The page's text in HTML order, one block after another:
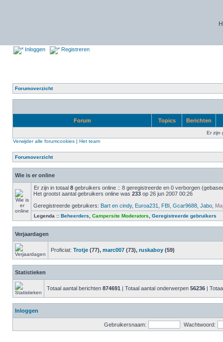
Inloggen Registreren
Forumoverzicht
Forum Topics Berichten
Er zijn
Verwijder alle forumcookies | Het team
Forumoverzicht
Wie is er online
Er zijn in totaal 8 gebruikers online :: 8 geregistreerde en 0 verborgen
Het grootst aantal gebruikers online was 233 op 26 jun 2007 00:26
Geregistreerde gebruikers: Bart en cindy, Euroa231 FBI Gcar9688 Jabo
Legenda :: Beheerders Campersite Moderators Geregistreerde gebruikers
Verjaardagen
Proficiat: Trotje (77), marc007 (73), ruskaboy (59)
Statistieken
Totaal aantal berichten 874691 | Totaal aantal onderwerpen 56236 |
Inloggen
Gebruikersnaam: Wachtwoord: